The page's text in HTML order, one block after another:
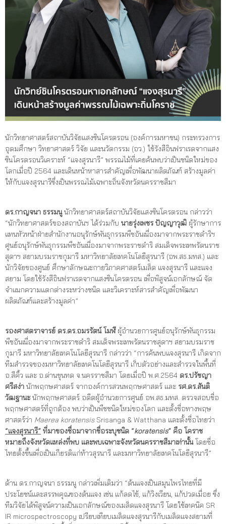
นักวิทยาศาสตร์สถาบันวิจัยแสงซินโครตรอน (องค์การมหาชน) กระทรวงการ
อุดมศึกษา วิทยาศาสตร์ วิจัย และนวัตกรรม (อว.) ใช้รังสีอินฟราเรดจากแสง
ซินโครตรอนวิเคราะห์ “แจงสุรนารี” พรรณไม้ที่เคยค้นพบว่าเป็นชนิดใหม่ของ
โลกเมื่อปี 2564 และเดินหน้าหาสารสำคัญเพื่อพัฒนาผลิตภัณฑ์ สร้างมูลค่า
ให้กับแจงสุรนารีซึ่งเป็นพรรณไม้เฉพาะถิ่นจังหวัดนครราชสีมา
ดร.กาญจนา ธรรมนูนักวิทยาศาสตร์สถาบันวิจัยแสงซินโครตรอน กล่าวว่า
“นักวิทยาศาสตร์ของสถาบันฯ ได้ร่วมกับ นายรุ่งเพชร ปัญญาวุฒิ ผู้รักษาการ
แทนหัวหน้าฝ่ายสำนักงานอนุรักษ์พันธุกรรมพืชอันเนื่องมาจากพระราชดำริฯ
ศูนย์อนุรักษ์พันธุกรรมพืชอันเนื่องมาจากพระราชดำริ สมเด็จพระเทพรัตนราช
สุดาฯ สยามบรมราชกุมารี มหาวิทยาลัยเทคโนโลยีสุรนารี (อพ.สธ.มทส.) และ
นักวิจัยของศูนย์ ศึกษาลักษณะกายวิภาคศาสตร์เมล็ด แจงสุรนารี และแจง
สยาม โดยใช้รังสีอินฟราเรดจากแสงซินโครตรอน เพื่อพิสูจน์เอกลักษณ์ จัด
จำแนกความแตกต่างระหว่างชนิด และวิเคราะห์สารสำคัญเพื่อพัฒนา
ผลิตภัณฑ์และสร้างมูลค่า”
รองศาสตราจารย์ ดร.ดร.อมรรัตน์ โมฬีผู้อำนวยการศูนย์อนุรักษ์พันธุกรรม
พืชอันเนื่องมาจากพระราชดำริ สมเด็จพระเทพรัตนราชสุดาฯ สยามบรมราช
กุมารี มหาวิทยาลัยเทคโนโลยีสุรนารี กล่าวว่า “การค้นพบแจงสุรนารี เกิดจาก
ทีมสำรวจของมหาวิทยาลัยเทคโนโลยีสุรนารี เก็บตัวอย่างและสำรวจในพื้นที่
อ.สีคิ้ว และ อ.ด่านขุนทด จ.นครราชสีมา โดยเมื่อปี พ.ศ.2564 ดร.ปรัชญา
ศรีสง่า นักพฤกษศาสตร์ จากองค์การสวนพฤกษศาสตร์ และ รศ.ดร.สันติ
วัฒฐานะ นักพฤกษศาสตร์ อดีตผู้อำนวยการศูนย์ อพ.สธ.มทส. ตรวจสอบชื่อ
พฤกษศาสตร์ที่ถูกต้อง พบว่าเป็นพืชชนิดใหม่ของโลก และตั้งชื่อทางพฤษ
ศาสตร์ว่า Maerea koratensisSrisanga & Watthana และตั้งชื่อไทยว่า
“แจงสุรนารี” ที่มาของชื่อมาจากชื่อระบุชนิด “koratensis” คือ โคราช
หมายถึงจังหวัดแหล่งที่พบ และพบเฉพาะจังหวัดนครราชสีมาเท่านั้นโดยชื่อ
ไทยตั้งขึ้นเพื่อเป็นเกียรติแก่ท้าวสุรนารี และมหาวิทยาลัยเทคโนโลยีสุรนารี”
ด้าน ดร.กาญจนา ธรรมนู กล่าวเพิ่มเติมว่า “ต้นแจงเป็นสมุนไพรไทยที่มี
ประโยชน์และสรรพคุณของต้นแจง เช่น แก้ลดไข้, แก้วิงเวียน, แก้ปวดเมื่อย ซึ่ง
ทีมวิจัยได้พิสูจน์ความเป็นเอกลักษณ์ของเมล็ดแจงสุรนารี โดยใช้เทคนิค SR
IR microspectroscopy เปรียบเทียบเมล็ดแจงสุรนารีกับเมล็ดแจงสยามที่